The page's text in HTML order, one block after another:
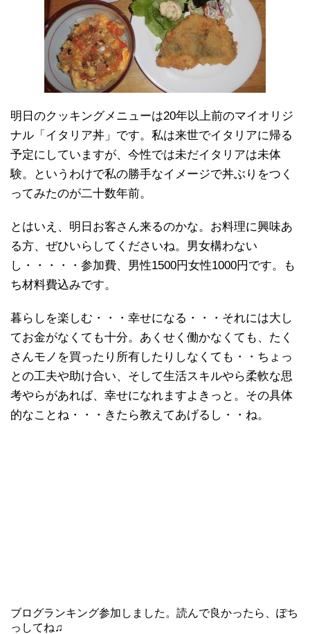
明日のクッキングメニューは20年以上前のマイオリジ
ナル「イタリア丼」です。私は来世でイタリアに帰る
予定にしていますが、今性では未だイタリアは未体
験。というわけで私の勝手なイメージで丼ぶりをつく
ってみたのが二十数年前。
とはいえ、明日お客さん来るのかな。お料理に興味あ
る方、ぜひいらしてくださいね。男女構わない
し・・・・・参加費、男性1500円女性1000円です。も
ち材料費込みです。
暮らしを楽しむ・・・幸せになる・・・それには大し
てお金がなくても十分。あくせく働かなくても、たく
さんモノを買ったり所有したりしなくても・・ちょっ
との工夫や助け合い、そして生活スキルやら柔軟な思
考やらがあれば、幸せになれますよきっと。その具体
的なことね・・・きたら教えてあげるし・・ね。
ブログランキング参加しました。読んで良かったら、ぽち
っしてね♫